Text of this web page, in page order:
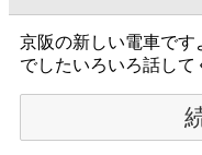
京阪の新しい電車です
でしたいろいろ話して